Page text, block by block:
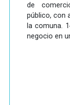
de
público, con
la comuna.
negocio en